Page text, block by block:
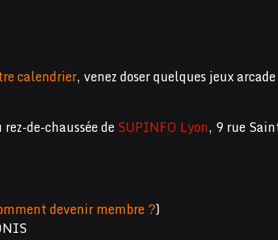
calendrier, venez doser quelques jeux
de-chaussée deSUPINFO Lyon, 9 rue
devenir membre ?)